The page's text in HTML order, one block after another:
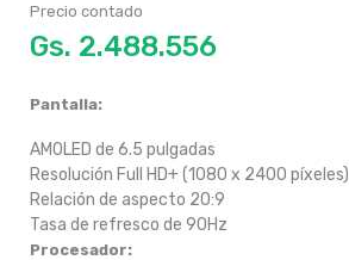
Precio contado
Gs.
Pantalla:
AMOLED de 6.5 pulgadas
Resolución Full HD+ (1080 x 2400 píxeles)
Relación de aspecto 20:9
Tasa de refresco de 90Hz
Procesador: